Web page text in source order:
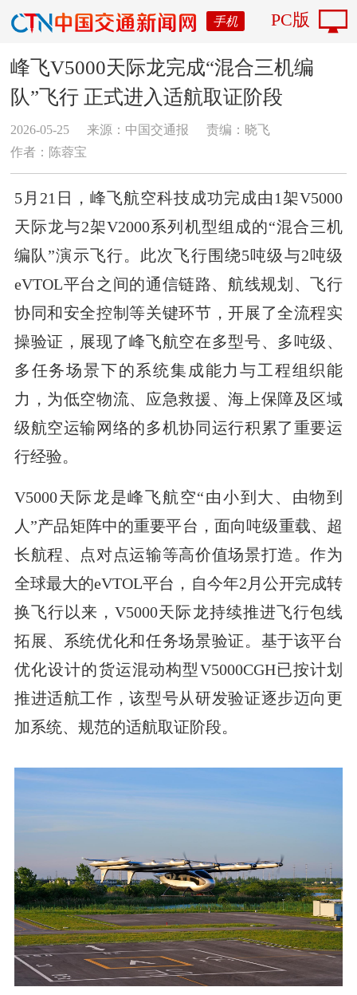
手机 PC版
峰飞V5000天际龙完成“混合三机编
队”飞行 正式进入适航取证阶段
2026-05-25 来源：中国交通报
责编：晓飞
作者：陈蓉宝
5月21日，峰飞航空科技成功完成由1架V5000
天际龙与2架V2000系列机型组成的“混合三机
编队”演示飞行。此次飞行围绕5吨级与2吨级
eVTOL平台之间的通信链路、航线规划、飞行
协同和安全控制等关键环节，开展了全流程实
操验证，展现了峰飞航空在多型号、多吨级、
多任务场景下的系统集成能力与工程组织能
力，为低空物流、应急救援、海上保障及区域
级航空运输网络的多机协同运行积累了重要运
行经验。
V5000天际龙是峰飞航空“由小到大、由物到
人”产品矩阵中的重要平台，面向吨级重载、超
长航程、点对点运输等高价值场景打造。作为
全球最大的eVTOL平台，自今年2月公开完成转
换飞行以来，V5000天际龙持续推进飞行包线
拓展、系统优化和任务场景验证。基于该平台
优化设计的货运混动构型V5000CGH已按计划
推进适航工作，该型号从研发验证逐步迈向更
加系统、规范的适航取证阶段。